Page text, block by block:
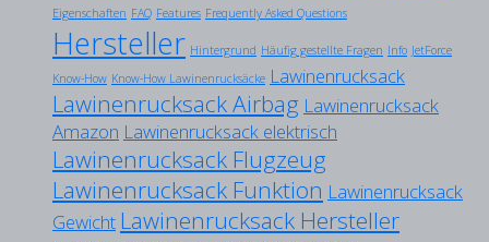
Eigenschaften FAQ Features Frequently Asked Questions
Hersteller Hintergrund Häufig gestellte Fragen Info JetForce
Know-How Know-How Lawinenrucksäcke Lawinenrucksack
Lawinenrucksack Airbag Lawinenrucksack
Amazon Lawinenrucksack elektrisch
Lawinenrucksack Flugzeug
Lawinenrucksack Funktion Lawinenrucksack
Gewicht Lawinenrucksack Hersteller